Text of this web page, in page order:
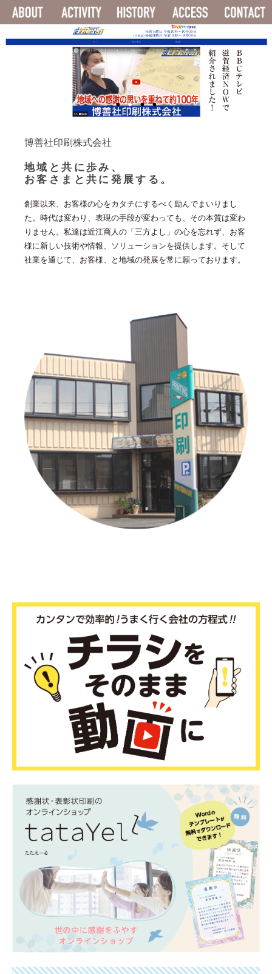
博善社印刷株式会社
地域と共に歩み、
お客さまと共に発展する。
創業以来、お客様の心をカタチにするべく励んでまいりまし
た。時代は変わり、表現の手段が変わっても、その本質は変わ
りません。私達は近江商人の「三方よし」の心を忘れず、お客
様に新しい技術や情報、ソリューションを提供します。そして
社業を通じて、お客様、と地域の発展を常に願っております。